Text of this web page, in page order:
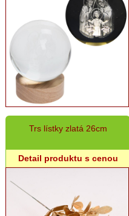
Trs lístky zlatá 26cm
Detail produktu s cenou